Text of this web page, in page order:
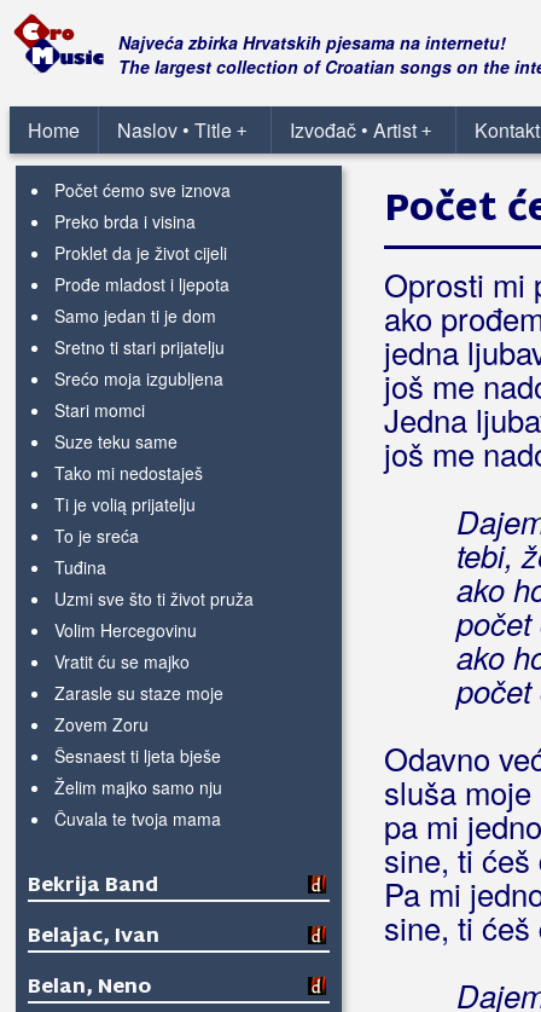
Najveća zbirka Hrvatskih pjesama na internetu!
The largest collection of Croatian songs on the
Home +
Naslov • Title +
Izvođač • Artist
Oženjen sam kao momak živim
Pao mjesec u granje
Povedi me matičaru
Pozdravi je sunce milo
Počet ćemo sve iznova
Preko brda i visina
Proklet da je život cijeli
Prođe mladost i ljepota
Samo jedan ti je dom
Sretno ti stari prijatelju
Srećo moja izgubljena
Stari momci
Suze teku same
Tako mi nedostaješ
Ti je volią prijatelju
To je sreća
Tuđina
Uzmi sve što ti život pruža
Volim Hercegovinu
Vratit ću se majko
Zarasle su staze moje
Zovem Zoru
Šesnaest ti ljeta bješe
Želim majko samo nju
Čuvala te tvoja mama
Bekrija Band
Belajac, Ivan
Belan, Neno
Počet
Oprosti mi
ako
jedna
još me
Jedna
još me
tebi,
ako
počet
ako
počet
Odavno
sluša
pa mi
sine, ti
Pa mi
sine, ti